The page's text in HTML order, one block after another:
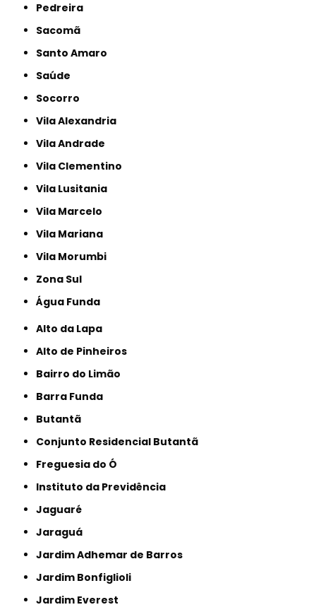
Pedreira
Sacomã
Santo Amaro
Saúde
Socorro
Vila Alexandria
Vila Andrade
Vila Clementino
Vila Lusitania
Vila Marcelo
Vila Mariana
Vila Morumbi
Zona Sul
Água Funda
Alto da Lapa
Alto de Pinheiros
Bairro do Limão
Barra Funda
Butantã
Conjunto Residencial Butantã
Freguesia do Ó
Instituto da Previdência
Jaguaré
Jaraguá
Jardim Adhemar de Barros
Jardim Bonfiglioli
Jardim Everest